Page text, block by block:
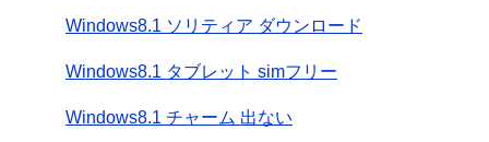
Windows8.1 ソリティア ダウンロード
Windows8.1 タブレット simフリー
Windows8.1 チャーム 出ない